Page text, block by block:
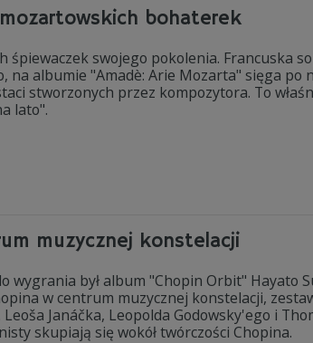
bohaterek
śpiewaczek swojego pokolenia. Francuska
albumie "Amadè: Arie Mozarta" sięga po
stworzonych przez kompozytora. To
lato".
muzycznej konstelacji
wygrania był album "Chopin Orbit" Hayato
w centrum muzycznej konstelacji,
Janáčka, Leopolda Godowsky'ego i
skupiają się wokół twórczości Chopina.